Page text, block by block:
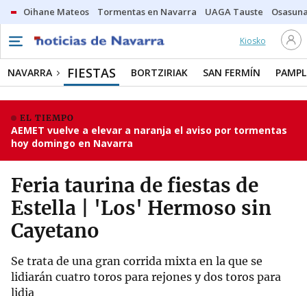
Oihane Mateos Tormentas en Navarra UAGA Tauste
Kiosko
NAVARRA FIESTAS BORTZIRIAK SAN FERMÍN
EL TIEMPO
AEMET vuelve a elevar a naranja el aviso por tormentas
hoy domingo en Navarra
Feria taurina de fiestas de
Estella | 'Los' Hermoso sin
Cayetano
Se trata de una gran corrida mixta en la que se
lidiarán cuatro toros para rejones y dos toros para
lidia